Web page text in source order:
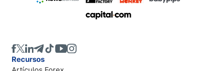
Recursos